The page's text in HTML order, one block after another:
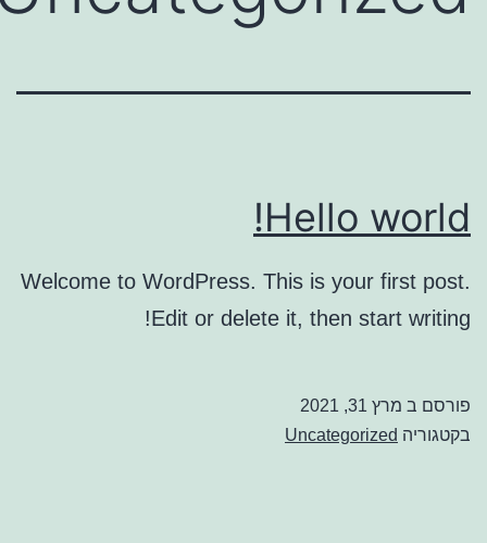
Hello world!
Welcome to WordPress. This is your first post.
Edit or delete it, then start writing!
פורסם במרץ 31, 2021
בקטגוריהUncategorized